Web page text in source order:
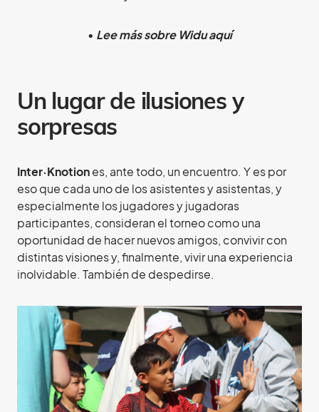
• Lee más sobre Widu aquí
Un lugar de ilusiones y
sorpresas
Inter·Knotiones, ante todo, un encuentro. Y es por
eso que cada uno de los asistentes y asistentas, y
especialmente los jugadores y jugadoras
participantes, consideran el torneo como una
oportunidad de hacer nuevos amigos, convivir con
distintas visiones y, finalmente, vivir una experiencia
inolvidable. También de despedirse.